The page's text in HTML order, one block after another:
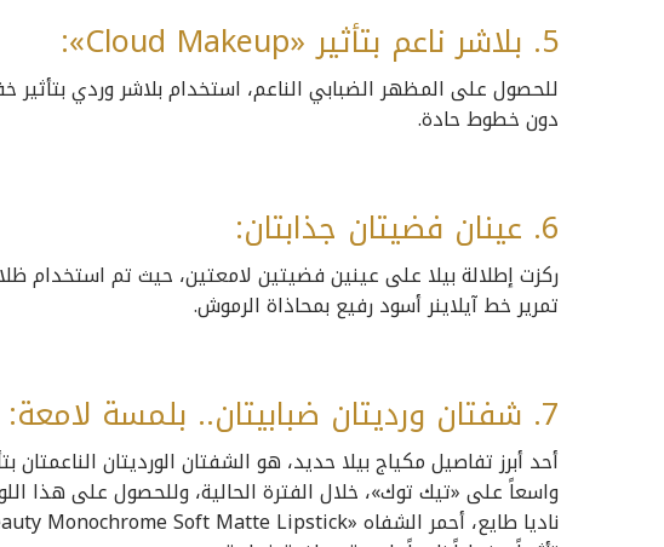
5. بلاشر ناعم بتأثير «Cloud Makeup»:
للحصول على المظهر الضبابي الناعم، استخدام بلاشر وردي
دون خطوط حادة.
6. عينان فضيتان جذابتان:
ركزت إطلالة بيلا على عينين فضيتين لامعتين، حيث تم استخدام
تمرير خط آيلاينر أسود رفيع بمحاذاة الرموش.
7. شفتان ورديتان ضبابيتان.. بلمسة لامعة:
أحد أبرز تفاصيل مكياج بيلا حديد، هو الشفتان الورديتان
واسعاً على «تيك توك»، خلال الفترة الحالية، وللحصول على هذا